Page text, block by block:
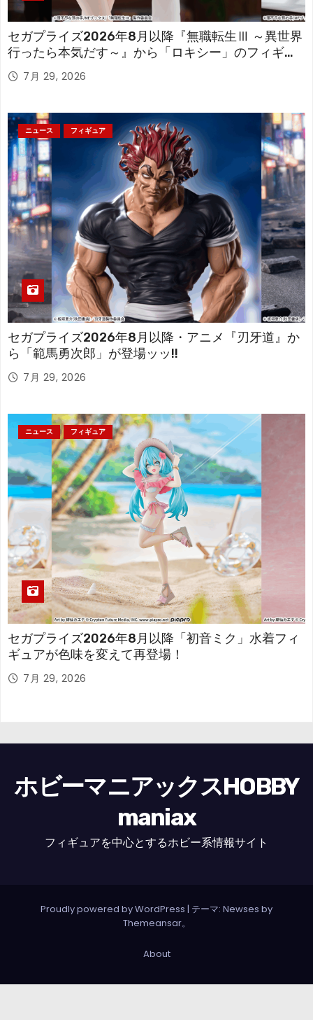
セガプライズ2026年8月以降『無職転生Ⅲ ～異世界
行ったら本気だす～』から「ロキシー」のフィギュ
アが登場！
7月 29, 2026
ニュース フィギュア
セガプライズ2026年8月以降・アニメ『刃牙道』か
ら「範馬勇次郎」が登場ッッ!!
7月 29, 2026
ニュース フィギュア
セガプライズ2026年8月以降「初音ミク」水着フィ
ギュアが色味を変えて再登場！
7月 29, 2026
ホビーマニアックスHOBBY
maniax
フィギュアを中心とするホビー系情報サイト
Proudly powered by WordPress | テーマ: Newses by
Themeansar。
About